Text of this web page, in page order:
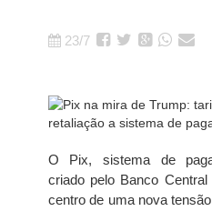
23/7
O Pix, sistema de
criado pelo Banco
centro de uma nova